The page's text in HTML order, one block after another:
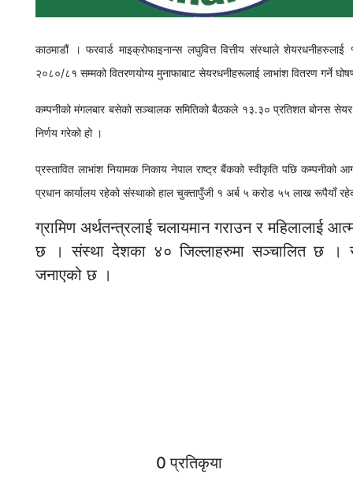
काठमाडौं । फरवार्ड माइक्रोफाइनान्स लघुवित्त वित्तीय संस्थाले
२०८०/८१ सम्मको वितरणयोग्य मुनाफाबाट सेयरधनीहरूलाई लाभांश वितरण गर्ने
कम्पनीको मंगलबार बसेको सञ्चालक समितिको बैठकले १३.३० प्रतिशत बोनस
निर्णय गरेको हो ।
प्रस्तावित लाभांश नियामक निकाय नेपाल राष्ट्र बैंकको स्वीकृति पछि कम्पनीको
प्रधान कार्यालय रहेको संस्थाको हाल चुक्तापुँजी १ अर्ब ५ करोड ५५ लाख रूपैयाँ
ग्रामिण अर्थतन्त्रलाई चलायमान गराउन र महिलालाई
छ । संस्था देशका ४० जिल्लाहरुमा सञ्चालित छ ।
जनाएको छ ।
0 प्रतिकृया